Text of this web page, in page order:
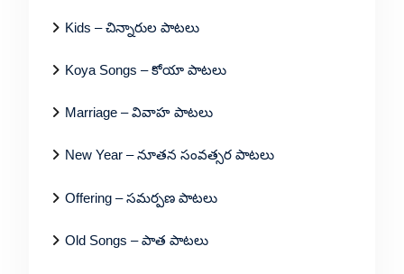
Kids – చిన్నారుల పాటలు
Koya Songs – కోయా పాటలు
Marriage – వివాహ పాటలు
New Year – నూతన సంవత్సర పాటలు
Offering – సమర్పణ పాటలు
Old Songs – పాత పాటలు